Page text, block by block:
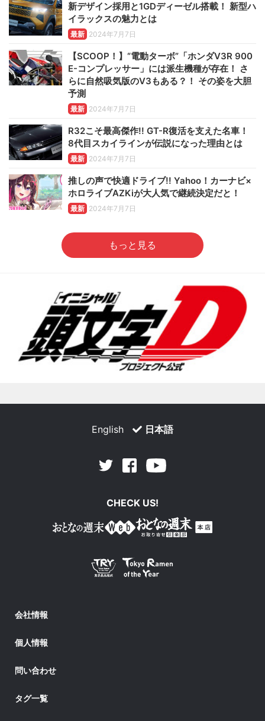
新デザイン採用と1GDディーゼル搭載！ 新型ハ
イラックスの魅力とは
最新 2024年7月7日
【SCOOP！】“電動ターボ”「ホンダV3R 900
E-コンプレッサー」には派生機種が存在！ さ
らに自然吸気版のV3もある？！ その姿を大胆
予測
最新 2024年7月7日
R32こそ最高傑作!! GT-R復活を支えた名車！
8代目スカイラインが伝説になった理由とは
最新 2024年7月7日
推しの声で快適ドライブ!! Yahoo！カーナビ×
ホロライブAZKiが大人気で継続決定だと！
最新 2024年7月7日
もっと見る
English 日本語
Twitter Facebook
CHECK US!
会社情報
個人情報
問い合わせ
タグ一覧